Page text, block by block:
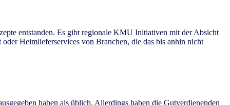
entstanden. Es gibt regionale KMU Initiativen mit der Absicht
Heimlieferservices von Branchen, die das bis anhin nicht
haben als üblich. Allerdings haben die Gutverdienenden